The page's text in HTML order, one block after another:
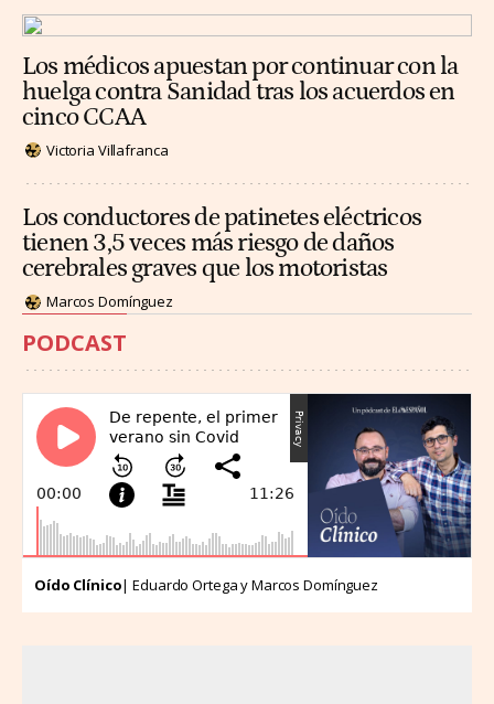
Los médicos apuestan por continuar con la
huelga contra Sanidad tras los acuerdos en
cinco CCAA
Victoria Villafranca
Los conductores de patinetes eléctricos
tienen 3,5 veces más riesgo de daños
cerebrales graves que los motoristas
Marcos Domínguez
PODCAST
Oído Clínico| Eduardo Ortega y Marcos Domínguez